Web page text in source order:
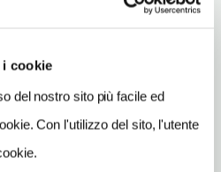
cookie
del nostro sito più facile ed
Con l'utilizzo del sito, l'utente